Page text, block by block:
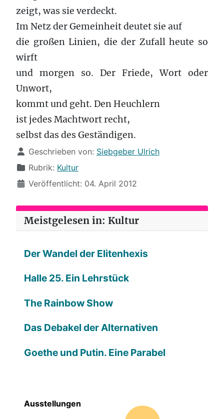
zeigt, was sie verdeckt.
Im Netz der Gemeinheit deutet sie auf
die großen Linien, die der Zufall heute so
wirft
und morgen so. Der Friede, Wort oder
Unwort,
kommt und geht. Den Heuchlern
ist jedes Machtwort recht,
selbst das des Geständigen.
Details
Geschrieben von: Siebgeber Ulrich
Rubrik: Kultur
Veröffentlicht: 04. April 2012
Meistgelesen in: Kultur
Der Wandel der Elitenhexis
Halle 25. Ein Lehrstück
The Rainbow Show
Das Debakel der Alternativen
Goethe und Putin. Eine Parabel
Ausstellungen